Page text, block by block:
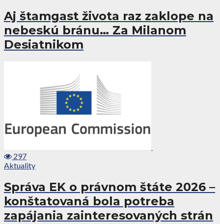
Aj štamgast života raz zaklope na
nebeskú bránu… Za Milanom
Desiatnikom
297
Aktuality
Správa EK o právnom štáte 2026 –
konštatovaná bola potreba
zapájania zainteresovaných strán